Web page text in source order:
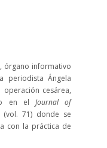
órgano informativo
periodista Ángela
cesárea,
en elJournal of
(vol. 71) donde se
con la práctica de